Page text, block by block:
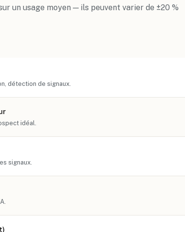
un usage moyen — ils peuvent varier de ±20 %
détection de signaux.
idéal.
signaux.